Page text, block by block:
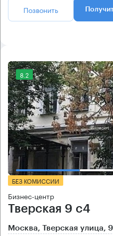
Позвонить
8.2
БЕЗ КОМИССИИ
Бизнес-центр
Тверская 9 с4
Москва, Тверская улица,